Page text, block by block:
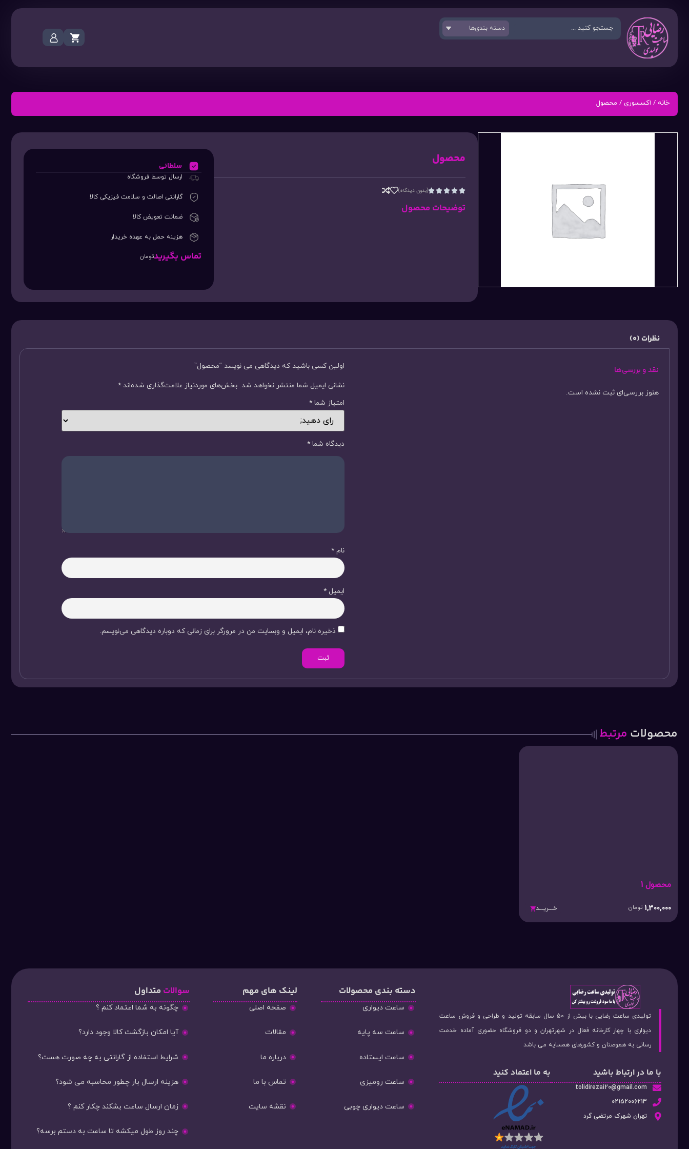
خانه / اکسسوری / محصول
محصول




(بدون دیدگاه)
توضیحات محصول
سلطانی
ارسال توسط فروشگاه
گارانتی اصالت و سلامت فیزیکی کالا
ضمانت تعویض کالا
هزینه حمل به عهده خریدار
تماس بگیریدتومان
نظرات (0)
نقد و بررسی‌ها
هنوز بررسی‌ای ثبت نشده است.
اولین کسی باشید که دیدگاهی می نویسد “محصول”
نشانی ایمیل شما منتشر نخواهد شد. بخش‌های موردنیاز علامت‌گذاری شده‌اند *
امتیاز شما *
دیدگاه شما *
نام *
ایمیل *
ذخیره نام، ایمیل و وبسایت من در مرورگر برای زمانی که دوباره دیدگاهی می‌نویسم.
محصولات مرتبط
محصول 1
1,300,000 تومان خـــریـــد
تولیدی ساعت رضایی با بیش از 50 سال سابقه تولید و طراحی و فروش ساعت
دیواری با چهار کارخانه فعال در شهرتهران و دو فروشگاه حضوری آماده خدمت
رسانی به هموصنان و کشورهای همسایه می باشد
با ما در ارتباط باشید
tolidirezai20@gmail.com
02152006213
تهران شهرک مرتضی گرد
به ما اعتماد کنید
دسته‌ بندی محصولات
ساعت دیواری
ساعت سه پایه
ساعت ایستاده
ساعت رومیزی
ساعت دیواری چوبی
لینک های مهم
صفحه اصلی
مقالات
درباره ما
تماس با ما
نقشه سایت
سوالات متداول
چگونه به شما اعتماد کنم ؟
آیا امکان بازگشت کالا وجود دارد؟
شرایط استفاده از گارانتی به چه صورت هست؟
هزینه ارسال بار چطور محاسبه می شود؟
زمان ارسال ساعت بشکند چکار کنم ؟
چند روز طول میکشه تا ساعت به دستم برسه؟